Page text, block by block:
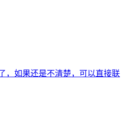
，如果还是不清楚，可以直接联